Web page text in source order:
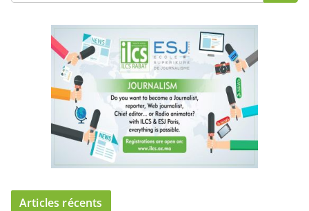
Articles récents